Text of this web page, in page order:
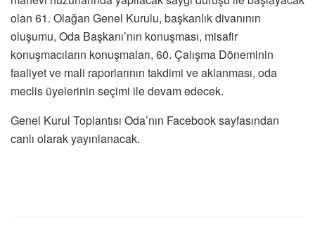
olan 61. Olağan Genel Kurulu, başkanlık divanının
oluşumu, Oda Başkanı’nın konuşması, misafir
konuşmacıların konuşmaları, 60. Çalışma Döneminin
faaliyet ve mali raporlarının takdimi ve aklanması, oda
meclis üyelerinin seçimi ile devam edecek.
Genel Kurul Toplantısı Oda’nın Facebook sayfasından
canlı olarak yayınlanacak.